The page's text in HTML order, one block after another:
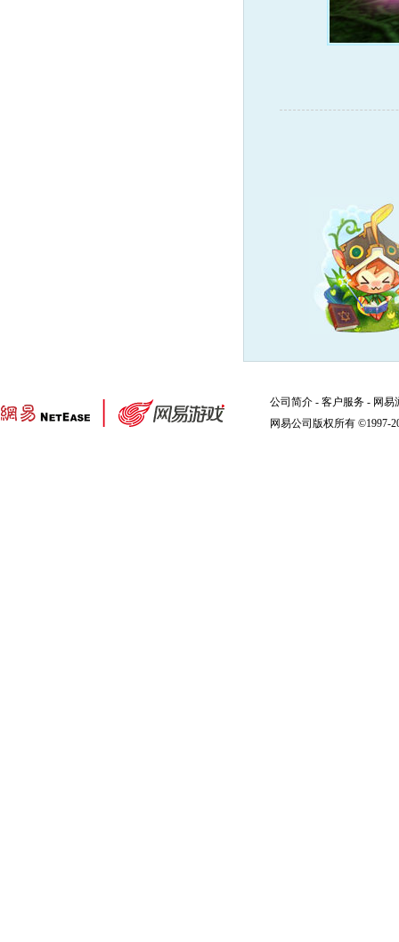
公司简介 - 客户服务 - 网易
网易公司版权所有 ©1997-